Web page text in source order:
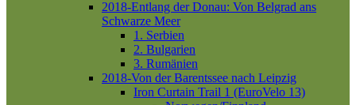
2018-Entlang der Donau: Von Belgrad ans
Schwarze Meer
1. Serbien
2. Bulgarien
3. Rumänien
2018-Von der Barentssee nach Leipzig
Iron Curtain Trail 1 (EuroVelo 13)